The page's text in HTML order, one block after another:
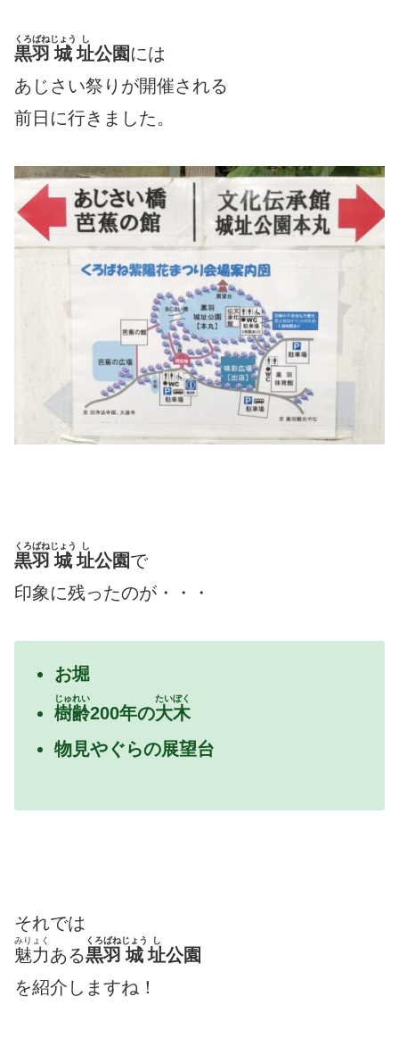
黒羽
くろばね
城
じょう
址
し
公園 には
あじさい祭りが開催される
前日 に行きました。
黒羽
くろばね
城
じょう
址
し
公園で
印象に残ったのが・・・
お堀
樹齢
じゅれい
200年の大木
たいぼく
物見やぐらの展望台
それでは
魅力
みりょく
ある黒羽
くろばね
城
じょう
址
し
公園
を紹介しますね！